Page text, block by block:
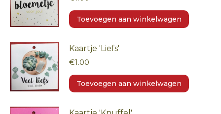
Toevoegen aan winkelwagen
Kaartje 'Liefs'
€1.00
Toevoegen aan winkelwagen